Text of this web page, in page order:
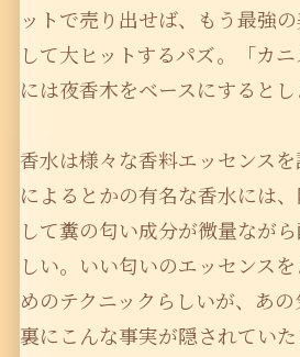
ットで売り出せば、もう最強
して大ヒットするパズ。「カニ
には夜香木をベースにするとし
香水は様々な香料エッセンス
によるとかの有名な香水には
して糞の匂い成分が微量なが
しい。いい匂いのエッセンス
めのテクニックらしいが、あ
裏にこんな事実が隠されてい